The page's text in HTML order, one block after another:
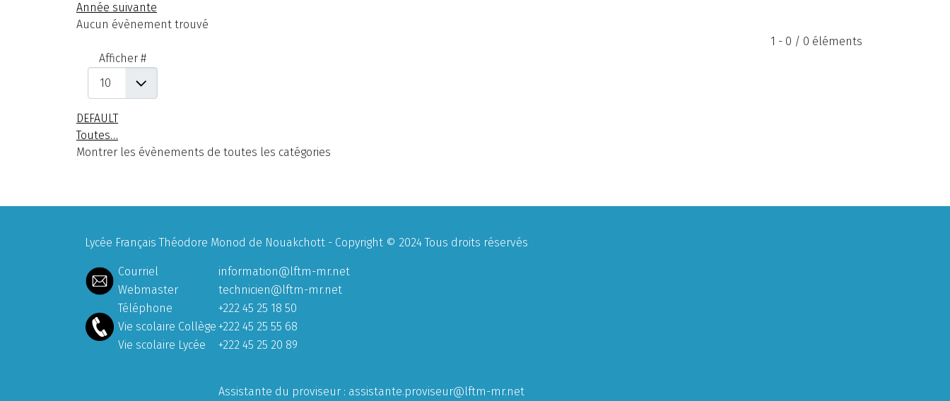
Année suivante
Aucun évènement trouvé
1 - 0 / 0 éléments
Afficher #
DEFAULT
Toutes…
Montrer les évènements de toutes les catégories
Lycée Français Théodore Monod de Nouakchott - Copyright © 2024 Tous droits réservés
Courriel
information@lftm-mr.net
Webmaster
technicien@lftm-mr.net
Téléphone
+222 45 25 18 50
Vie scolaire Collège +222 45 25 55 68
Vie scolaire Lycée
+222 45 25 20 89
Assistante du proviseur : assistante.proviseur@lftm-mr.net